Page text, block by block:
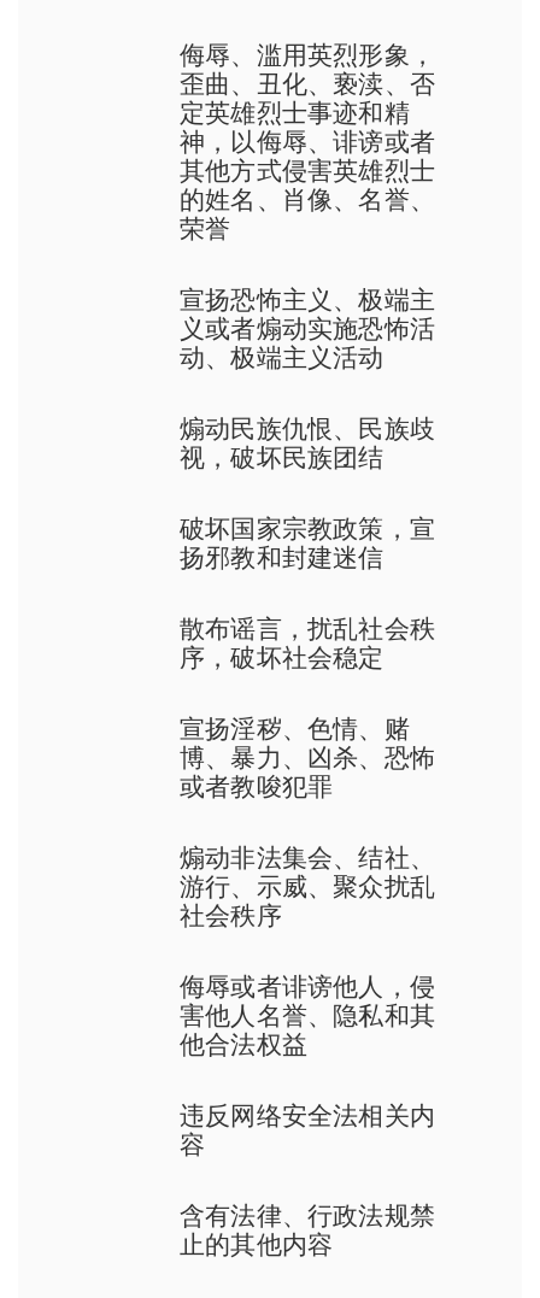
侮辱、滥用英烈形象，
歪曲、丑化、亵渎、否
定英雄烈士事迹和精
神，以侮辱、诽谤或者
其他方式侵害英雄烈士
的姓名、肖像、名誉、
荣誉
宣扬恐怖主义、极端主
义或者煽动实施恐怖活
动、极端主义活动
煽动民族仇恨、民族歧
视，破坏民族团结
破坏国家宗教政策，宣
扬邪教和封建迷信
散布谣言，扰乱社会秩
序，破坏社会稳定
宣扬淫秽、色情、赌
博、暴力、凶杀、恐怖
或者教唆犯罪
煽动非法集会、结社、
游行、示威、聚众扰乱
社会秩序
侮辱或者诽谤他人，侵
害他人名誉、隐私和其
他合法权益
违反网络安全法相关内
容
含有法律、行政法规禁
止的其他内容